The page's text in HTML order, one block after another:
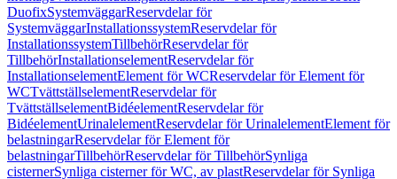
DuofixSystemväggarReservdelar för
SystemväggarInstallationssystemReservdelar för
InstallationssystemTillbehörReservdelar för
TillbehörInstallationselementReservdelar för
InstallationselementElement för WCReservdelar för Element för
WCTvättställselementReservdelar för
TvättställselementBidéelementReservdelar för
BidéelementUrinalelementReservdelar för UrinalelementElement för
belastningarReservdelar för Element för
belastningarTillbehörReservdelar för TillbehörSynliga
cisternerSynliga cisterner för WC, av plastReservdelar för Synliga